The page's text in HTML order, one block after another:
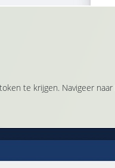
te krijgen. Navigeer naar